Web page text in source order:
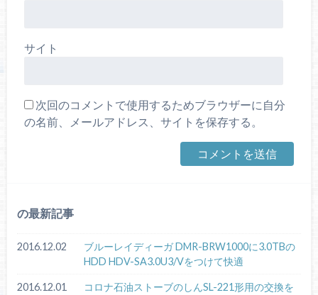
サイト
次回のコメントで使用するためブラウザーに自分
の名前、メールアドレス、サイトを保存する。
の最新記事
2016.12.02
ブルーレイディーガ DMR-BRW1000に3.0TBの
HDD HDV-SA3.0U3/Vをつけて快適
2016.12.01
コロナ石油ストーブのしんSL-221形用の交換を